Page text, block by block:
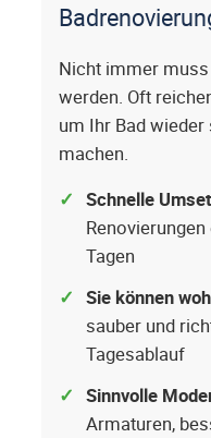
Nicht immer
werden. Oft
um Ihr Bad
machen.
Schnelle
Tagen
Sie können
sauber und
Tagesablauf
Sinnvolle
Armaturen,